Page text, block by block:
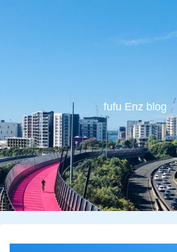
fufu Enz blog